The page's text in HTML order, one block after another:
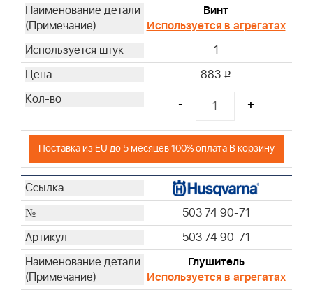
Винт
Используется в агрегатах
1
883 i
- +
Поставка из EU до 5 месяцев 100% оплата В корзину
503 74 90-71
503 74 90-71
Глушитель
Используется в агрегатах